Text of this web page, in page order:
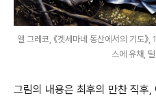
엘 그레코, 《겟세마네 동산에서의 기
스에 유채,
그림의 내용은 최후의 만찬 직후,